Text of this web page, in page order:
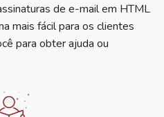
de e-mail em HTML
mais fácil para os clientes
para obter ajuda ou